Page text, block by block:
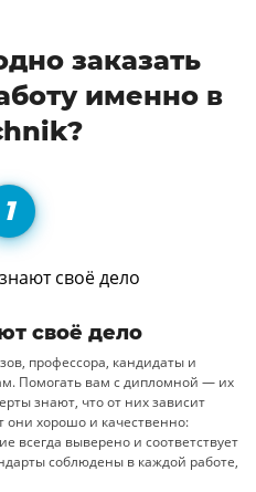
заказать
именно в
своё дело
профессора, кандидаты и
Помогать вам с дипломной — их
знают, что от них зависит
они хорошо и качественно:
всегда выверено и соответствует
соблюдены в каждой работе,